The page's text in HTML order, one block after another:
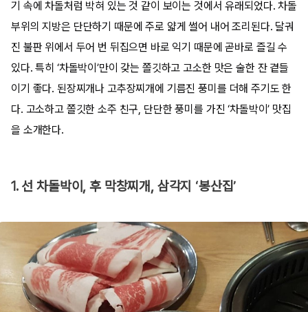
기 속에 차돌처럼 박혀 있는 것 같이 보이는 것에서 유래되었다. 차돌
부위의 지방은 단단하기 때문에 주로 얇게 썰어 내어 조리된다. 달궈
진 불판 위에서 두어 번 뒤집으면 바로 익기 때문에 곧바로 즐길 수
있다. 특히 ‘차돌박이’만이 갖는 쫄깃하고 고소한 맛은 술한 잔 곁들
이기 좋다. 된장찌개나 고추장찌개에 기름진 풍미를 더해 주기도 한
다. 고소하고 쫄깃한 소주 친구, 단단한 풍미를 가진 ‘차돌박이’ 맛집
을 소개한다.
1. 선 차돌박이, 후 막창찌개, 삼각지 ‘봉산집’